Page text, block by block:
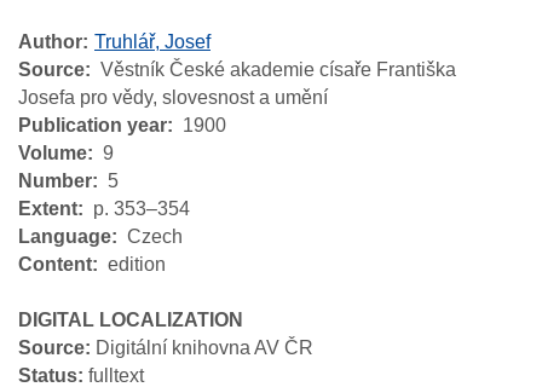
Author Truhlář, Josef
Source
Věstník České akademie císaře Františka
Josefa pro vědy, slovesnost a umění
Publication year
1900
Volume
9
Number
5
Extent
p. 353–354
Language
Czech
Content
edition
DIGITAL LOCALIZATION
Source: Digitální knihovna AV ČR
Status: fulltext